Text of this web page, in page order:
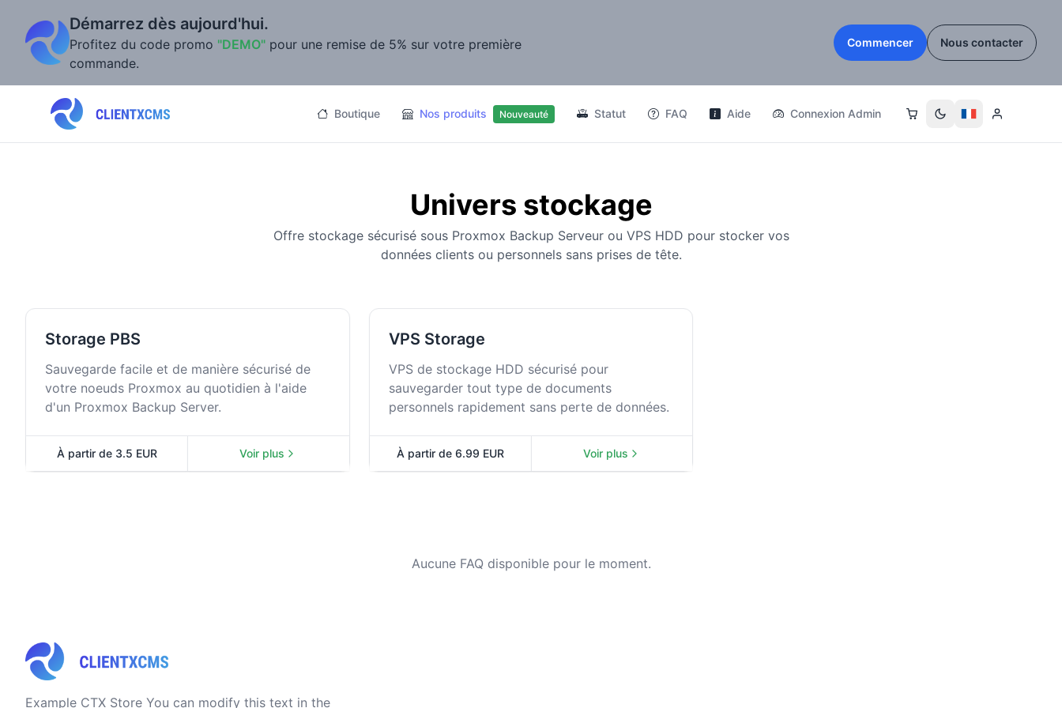
Démarrez dès aujourd'hui.
Profitez du code promo "DEMO" pour une remise de 5% sur votre première
commande.
Commencer Nous contacter
Boutique Nos produits Nouveauté Statut FAQ Aide Connexion Admin
Univers stockage
Offre stockage sécurisé sous Proxmox Backup Serveur ou VPS HDD pour stocker vos
données clients ou personnels sans prises de tête.
Storage PBS
Sauvegarde facile et de manière sécurisé de
votre noeuds Proxmox au quotidien à l'aide
d'un Proxmox Backup Server.
À partir de 3.5 EUR Voir plusStorage PBS
VPS Storage
VPS de stockage HDD sécurisé pour
sauvegarder tout type de documents
personnels rapidement sans perte de données.
À partir de 6.99 EUR Voir plusVPS Storage
Aucune FAQ disponible pour le moment.
Example CTX Store You can modify this text in the